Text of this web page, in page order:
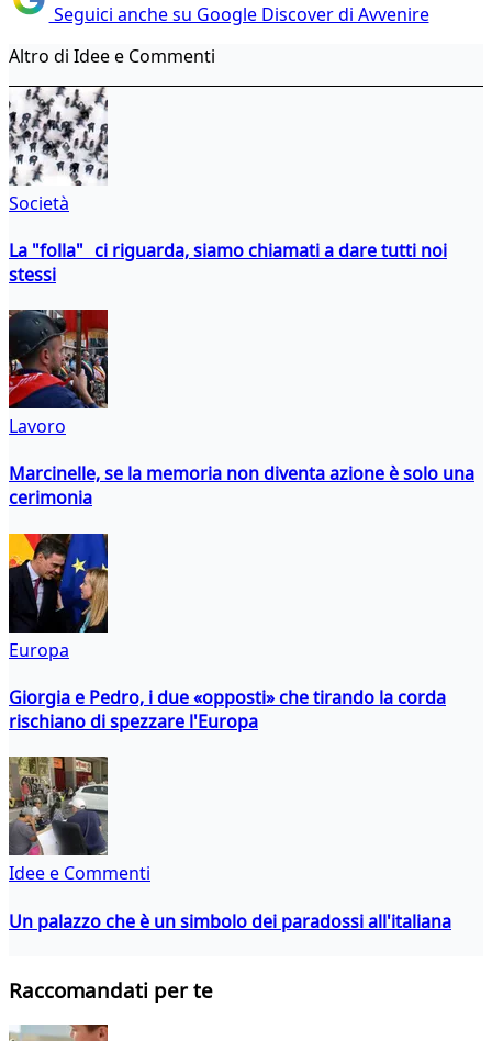
Seguici anche su Google Discover di Avvenire
Altro di Idee e Commenti
Società
La "folla" ci riguarda, siamo chiamati a dare tutti noi
stessi
Lavoro
Marcinelle, se la memoria non diventa azione è solo una
cerimonia
Europa
Giorgia e Pedro, i due «opposti» che tirando la corda
rischiano di spezzare l'Europa
Idee e Commenti
Un palazzo che è un simbolo dei paradossi all'italiana
Raccomandati per te